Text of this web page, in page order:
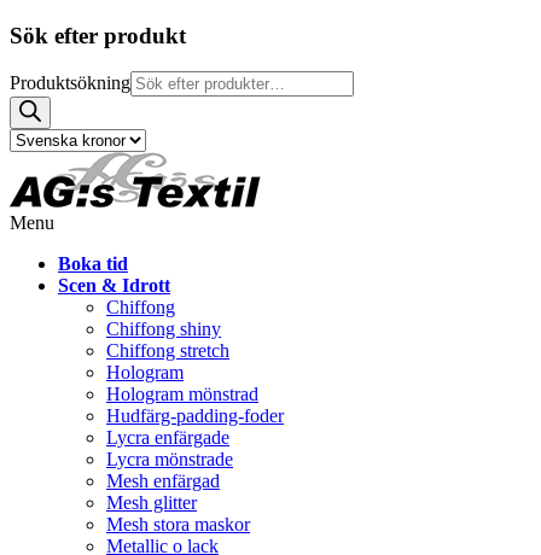
Sök efter produkt
Produktsökning
Menu
Boka tid
Scen & Idrott
Chiffong
Chiffong shiny
Chiffong stretch
Hologram
Hologram mönstrad
Hudfärg-padding-foder
Lycra enfärgade
Lycra mönstrade
Mesh enfärgad
Mesh glitter
Mesh stora maskor
Metallic o lack